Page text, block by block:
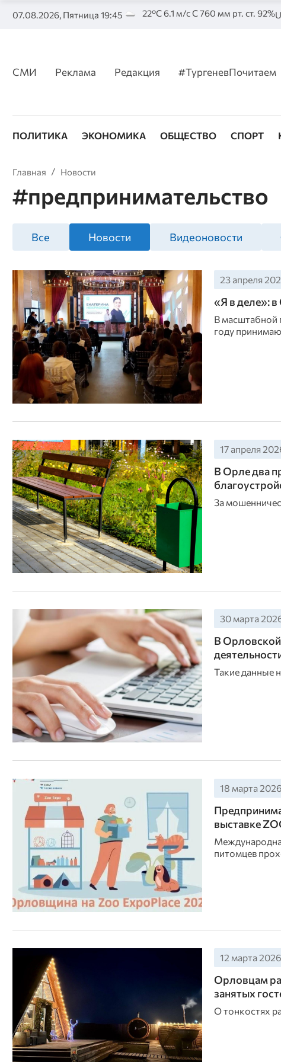
07.08.2026, Пятница 19:45 22°C 6.1 м/с С 760 мм рт. ст. 92%
СМИ Реклама Редакция #ТургеневПочитаем
ПОЛИТИКА ЭКОНОМИКА ОБЩЕСТВО СПОРТ
Главная Новости
#предпринимательство
Все Новости Видеоновости
23 апреля
«Я в деле»:
В масштабной
году
17 апреля
В Орле два
За
30 марта
В Орловской
Такие данные
18 марта
выставке
питомцев
12 марта
Орловцам
занятых
О тонкостях